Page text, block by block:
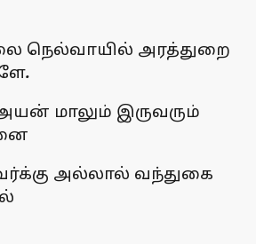
நெல்வாயில் அரத்துறை
.
மாலும் இருவரும்
அல்லால் வந்துகை